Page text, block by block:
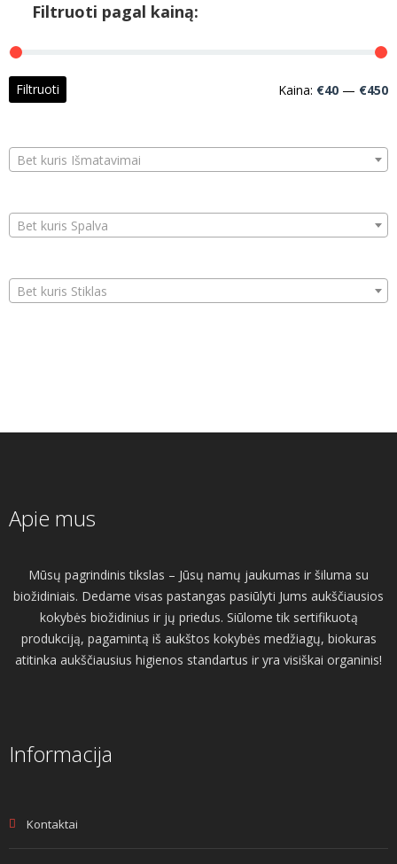
Filtruoti pagal kainą:
Filtruoti Kaina: €40 — €450
Bet kuris Išmatavimai
Bet kuris Spalva
Bet kuris Stiklas
Apie mus
Mūsų pagrindinis tikslas – Jūsų namų jaukumas ir šiluma su
biožidiniais. Dedame visas pastangas pasiūlyti Jums aukščiausios
kokybės biožidinius ir jų priedus. Siūlome tik sertifikuotą
produkciją, pagamintą iš aukštos kokybės medžiagų, biokuras
atitinka aukščiausius higienos standartus ir yra visiškai organinis!
Informacija
Kontaktai